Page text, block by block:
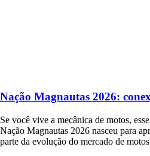
Nação Magnautas 2026:
Se você vive a mecânica de motos,
Nação Magnautas 2026 nasceu para
parte da evolução do mercado de